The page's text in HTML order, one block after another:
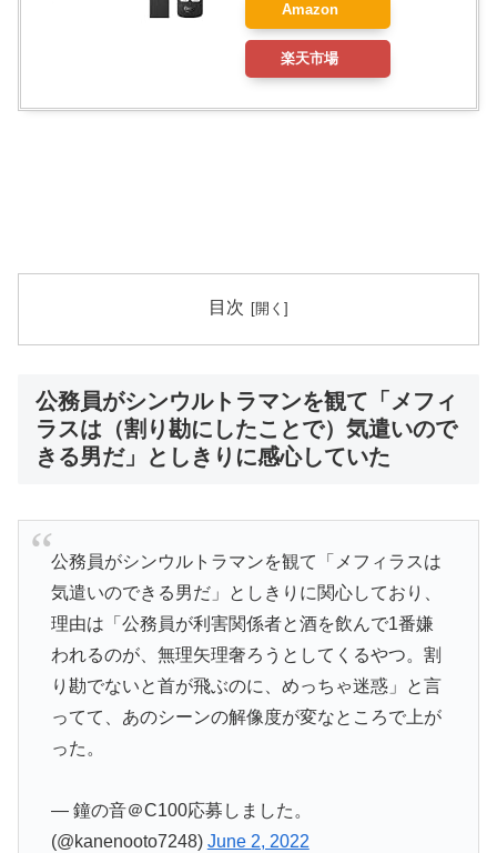
Amazon
楽天市場
目次
公務員がシンウルトラマンを観て「メフィ
ラスは（割り勘にしたことで）気遣いので
きる男だ」としきりに感心していた
公務員がシンウルトラマンを観て「メフィラスは
気遣いのできる男だ」としきりに関心しており、
理由は「公務員が利害関係者と酒を飲んで1番嫌
われるのが、無理矢理奢ろうとしてくるやつ。割
り勘でないと首が飛ぶのに、めっちゃ迷惑」と言
ってて、あのシーンの解像度が変なところで上が
った。
— 鐘の音＠C100応募しました。
(@kanenooto7248) June 2, 2022